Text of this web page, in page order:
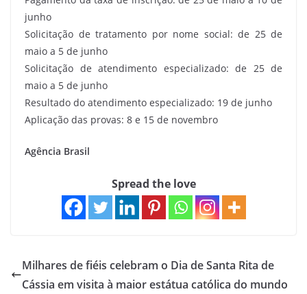
junho
Solicitação de tratamento por nome social: de 25 de
maio a 5 de junho
Solicitação de atendimento especializado: de 25 de
maio a 5 de junho
Resultado do atendimento especializado: 19 de junho
Aplicação das provas: 8 e 15 de novembro
Agência Brasil
Spread the love
Milhares de fiéis celebram o Dia de Santa Rita de
Cássia em visita à maior estátua católica do mundo